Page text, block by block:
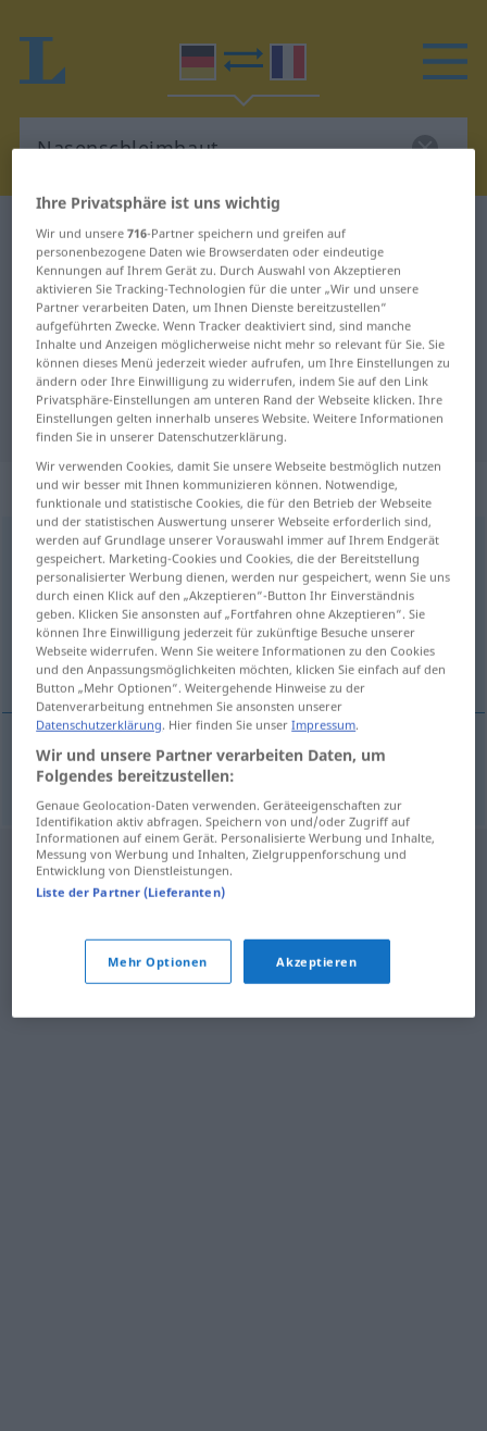
Deutsch-Französisch Wörterbuch
Nasenschleimhaut
Deutsch-Französisch Übersetzung
für "Nasenschleimhaut"
"Nasenschleimhaut" Französisch
Übersetzung
„Nasenschleimhaut“: Femininum
Nasenschleimhautf
Übersicht aller Übersetzungen
(Für mehr Details die Übersetzung anklicken/antippen)
muqueuse nasale
muqueusefnasale Nasenschleimhaut
Ihre Privatsphäre ist uns wichtig
Wir und unsere716-Partner speichern und greifen auf
personenbezogene Daten wie Browserdaten oder eindeutige
Kennungen auf Ihrem Gerät zu. Durch Auswahl von Akzeptieren
aktivieren Sie Tracking-Technologien für die unter „Wir und unsere
Partner verarbeiten Daten, um Ihnen Dienste bereitzustellen“
aufgeführten Zwecke. Wenn Tracker deaktiviert sind, sind manche
Inhalte und Anzeigen möglicherweise nicht mehr so relevant für Sie. Sie
können dieses Menü jederzeit wieder aufrufen, um Ihre Einstellungen zu
ändern oder Ihre Einwilligung zu widerrufen, indem Sie auf den Link
Privatsphäre-Einstellungen am unteren Rand der Webseite klicken. Ihre
Einstellungen gelten innerhalb unseres Website. Weitere Informationen
finden Sie in unserer Datenschutzerklärung.
Wir verwenden Cookies, damit Sie unsere Webseite bestmöglich nutzen
und wir besser mit Ihnen kommunizieren können. Notwendige,
funktionale und statistische Cookies, die für den Betrieb der Webseite
und der statistischen Auswertung unserer Webseite erforderlich sind,
werden auf Grundlage unserer Vorauswahl immer auf Ihrem Endgerät
gespeichert. Marketing-Cookies und Cookies, die der Bereitstellung
personalisierter Werbung dienen, werden nur gespeichert, wenn Sie uns
durch einen Klick auf den „Akzeptieren“-Button Ihr Einverständnis
geben. Klicken Sie ansonsten auf „Fortfahren ohne Akzeptieren“. Sie
können Ihre Einwilligung jederzeit für zukünftige Besuche unserer
Webseite widerrufen. Wenn Sie weitere Informationen zu den Cookies
und den Anpassungsmöglichkeiten möchten, klicken Sie einfach auf den
Button „Mehr Optionen“. Weitergehende Hinweise zu der
Datenverarbeitung entnehmen Sie ansonsten unserer
Datenschutzerklärung. Hier finden Sie unserImpressum.
Wir und unsere Partner verarbeiten Daten, um
Folgendes bereitzustellen:
Genaue Geolocation-Daten verwenden. Geräteeigenschaften zur
Identifikation aktiv abfragen. Speichern von und/oder Zugriff auf
Informationen auf einem Gerät. Personalisierte Werbung und Inhalte,
Messung von Werbung und Inhalten, Zielgruppenforschung und
Entwicklung von Dienstleistungen.
Liste der Partner (Lieferanten)
Mehr Optionen Akzeptieren